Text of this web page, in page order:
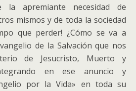
la apremiante necesidad de
mismos y de toda la sociedad
que perder! ¿Cómo se va a
de la Salvación que nos
de Jesucristo, Muerto y
en ese anuncio y
por la Vida» en toda su